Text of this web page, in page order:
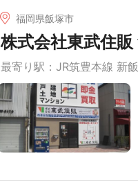
福岡県飯塚市
株式会社東武住販
最寄り駅：JR筑豊本線 新